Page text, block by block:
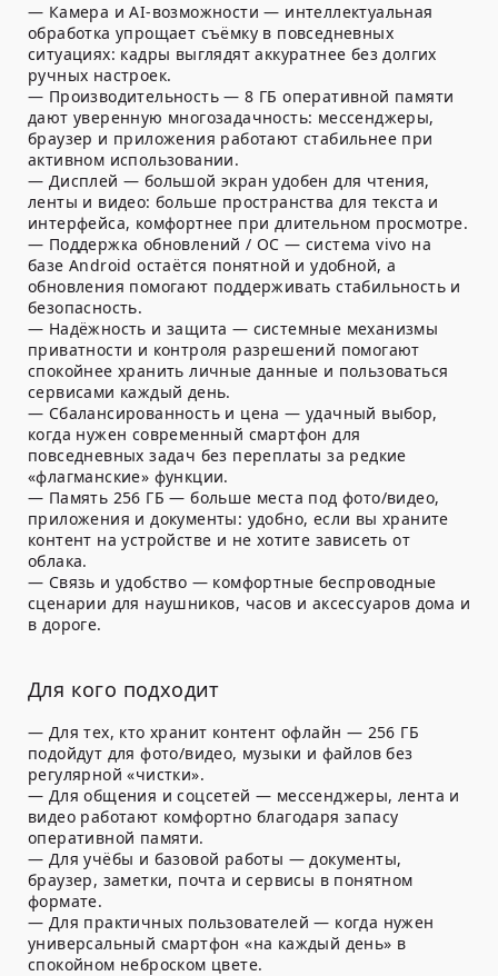
— Камера и AI-возможности — интеллектуальная
обработка упрощает съёмку в повседневных
ситуациях: кадры выглядят аккуратнее без долгих
ручных настроек.
— Производительность — 8 ГБ оперативной памяти
дают уверенную многозадачность: мессенджеры,
браузер и приложения работают стабильнее при
активном использовании.
— Дисплей — большой экран удобен для чтения,
ленты и видео: больше пространства для текста и
интерфейса, комфортнее при длительном просмотре.
— Поддержка обновлений / ОС — система vivo на
базе Android остаётся понятной и удобной, а
обновления помогают поддерживать стабильность и
безопасность.
— Надёжность и защита — системные механизмы
приватности и контроля разрешений помогают
спокойнее хранить личные данные и пользоваться
сервисами каждый день.
— Сбалансированность и цена — удачный выбор,
когда нужен современный смартфон для
повседневных задач без переплаты за редкие
«флагманские» функции.
— Память 256 ГБ — больше места под фото/видео,
приложения и документы: удобно, если вы храните
контент на устройстве и не хотите зависеть от
облака.
— Связь и удобство — комфортные беспроводные
сценарии для наушников, часов и аксессуаров дома и
в дороге.
Для кого подходит
— Для тех, кто хранит контент офлайн — 256 ГБ
подойдут для фото/видео, музыки и файлов без
регулярной «чистки».
— Для общения и соцсетей — мессенджеры, лента и
видео работают комфортно благодаря запасу
оперативной памяти.
— Для учёбы и базовой работы — документы,
браузер, заметки, почта и сервисы в понятном
формате.
— Для практичных пользователей — когда нужен
универсальный смартфон «на каждый день» в
спокойном неброском цвете.